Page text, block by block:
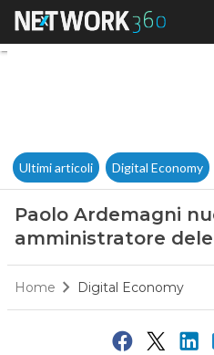
Ultimi articoli Digital Economy
Paolo Ardemagni
amministratore
Home Digital Economy